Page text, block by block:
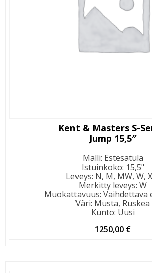
Kent & Masters S-
Jump 15,5″
Malli: Estesatula
Istuinkoko: 15,5"
Leveys: N, M, MW, W,
Merkitty leveys: W
Muokattavuus: Vaihdettava
Väri: Musta, Ruskea
Kunto: Uusi
1250,00 €